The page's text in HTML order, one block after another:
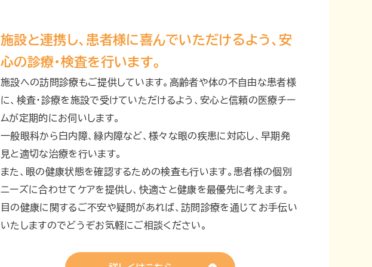
施設と連携し、患者様に喜んでいただけるよう、安
心の診療・検査を行います。
施設への訪問診療もご提供しています。高齢者や体の不自由な患者様
に、検査・診療を施設で受けていただけるよう、安心と信頼の医療チー
ムが定期的にお伺いします。
一般眼科から白内障、緑内障など、様々な眼の疾患に対応し、早期発
見と適切な治療を行います。
また、眼の健康状態を確認するための検査も行います。患者様の個別
ニーズに合わせてケアを提供し、快適さと健康を最優先に考えます。
目の健康に関するご不安や疑問があれば、訪問診療を通じてお手伝い
いたしますのでどうぞお気軽にご相談ください。